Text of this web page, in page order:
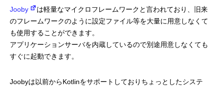
Webエンジニア・プログラマー
フロントエンドエンジニア
Jooby
は軽量なマイクロフレームワークと言われており、旧来
のフレームワークのように設定ファイル等を大量に用意しなくて
も使用することができます。
アプリケーションサーバを内蔵しているので別途用意しなくても
すぐに起動できます。
Joobyは以前からKotlinをサポートしておりちょっとしたシステ